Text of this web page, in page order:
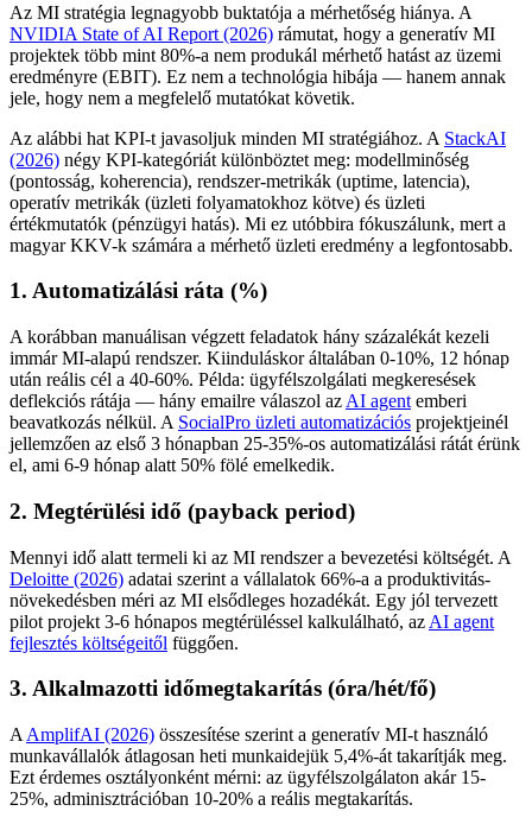
Az MI stratégia legnagyobb buktatója a mérhetőség hiánya. A
NVIDIA State of AI Report (2026) rámutat, hogy a generatív MI
projektek több mint 80%-a nem produkál mérhető hatást az üzemi
eredményre (EBIT). Ez nem a technológia hibája — hanem annak
jele, hogy nem a megfelelő mutatókat követik.
Az alábbi hat KPI-t javasoljuk minden MI stratégiához. A StackAI
(2026) négy KPI-kategóriát különböztet meg: modellminőség
(pontosság, koherencia), rendszer-metrikák (uptime, latencia),
operatív metrikák (üzleti folyamatokhoz kötve) és üzleti
értékmutatók (pénzügyi hatás). Mi ez utóbbira fókuszálunk, mert a
magyar KKV-k számára a mérhető üzleti eredmény a legfontosabb.
1. Automatizálási ráta (%)
A korábban manuálisan végzett feladatok hány százalékát kezeli
immár MI-alapú rendszer. Kiinduláskor általában 0-10%, 12 hónap
után reális cél a 40-60%. Példa: ügyfélszolgálati megkeresések
deflekciós rátája — hány emailre válaszol az AI agent emberi
beavatkozás nélkül. A SocialPro üzleti automatizációs projektjeinél
jellemzően az első 3 hónapban 25-35%-os automatizálási rátát érünk
el, ami 6-9 hónap alatt 50% fölé emelkedik.
2. Megtérülési idő (payback period)
Mennyi idő alatt termeli ki az MI rendszer a bevezetési költségét. A
Deloitte (2026) adatai szerint a vállalatok 66%-a a produktivitás-
növekedésben méri az MI elsődleges hozadékát. Egy jól tervezett
pilot projekt 3-6 hónapos megtérüléssel kalkulálható, az AI agent
fejlesztés költségeitől függően.
3. Alkalmazotti időmegtakarítás (óra/hét/fő)
A AmplifAI (2026) összesítése szerint a generatív MI-t használó
munkavállalók átlagosan heti munkaidejük 5,4%-át takarítják meg.
Ezt érdemes osztályonként mérni: az ügyfélszolgálaton akár 15-
25%, adminisztrációban 10-20% a reális megtakarítás.